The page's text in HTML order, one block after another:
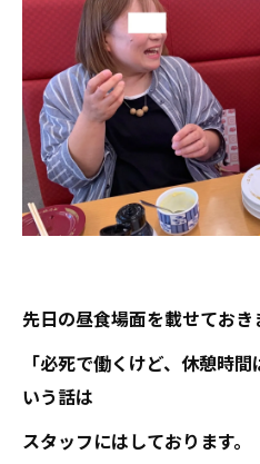
先日の昼食場面を載せておき
「必死で働くけど、休憩時
いう話は
スタッフにはしております。